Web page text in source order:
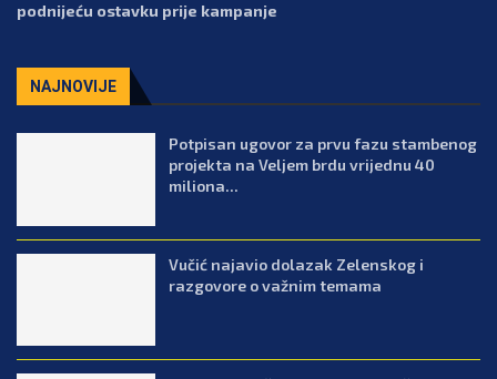
podnijeću ostavku prije kampanje
NAJNOVIJE
Potpisan ugovor za prvu fazu stambenog
projekta na Veljem brdu vrijednu 40
miliona...
Vučić najavio dolazak Zelenskog i
razgovore o važnim temama